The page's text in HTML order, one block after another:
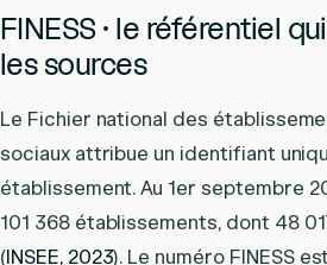
FINESS · le référentiel
les sources
Le Fichier national des
sociaux attribue un identifiant
établissement. Au 1er septembre
101 368 établissements, dont 48
(INSEE, 2023). Le numéro FINESS